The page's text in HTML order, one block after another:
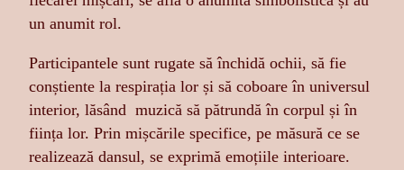
un anumit rol.
Participantele sunt rugate să închidă ochii, să fie
conștiente la respirația lor și să coboare în universul
interior, lăsând muzică să pătrundă în corpul și în
ființa lor. Prin mișcările specifice, pe măsură ce se
realizează dansul, se exprimă emoțiile interioare.